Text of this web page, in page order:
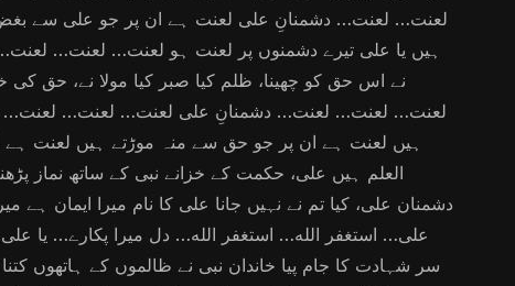
لعنت… لعنت… دشمنانِ علی لعنت ہے ان پر جو علی سے بغض
ہیں یا علی تیرے دشمنوں پر لعنت ہو لعنت… لعنت… لعنت…
نے اس حق کو چھینا، ظلم کیا صبر کیا مولا نے، حق
لعنت… لعنت… لعنت… دشمنانِ علی لعنت… لعنت…
ہیں لعنت ہے ان پر جو حق سے منہ موڑتے ہیں لعنت ہے
العلم ہیں علی، حکمت کے خزانے نبی کے ساتھ نماز
دشمنان علی، کیا تم نے نہیں جانا علی کا نام میرا
علی… استغفر الله… استغفر الله… دل میرا پکارے… یا
سر شہادت کا جام پیا خاندان نبی نے ظالموں کے ہاتھوں